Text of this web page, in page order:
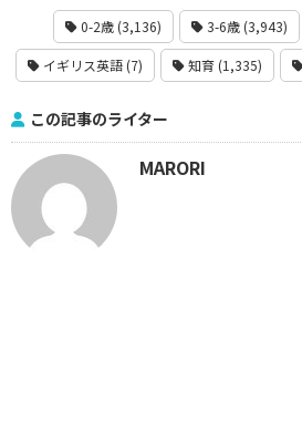
0-2歳 (3,136) 3-6歳 (3,943)
イギリス英語 (7) 知育 (1,335)
この記事のライター
MARORI